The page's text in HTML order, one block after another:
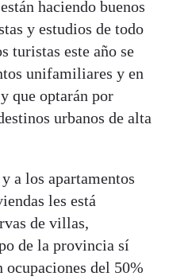
haciendo buenos
y estudios de todo
turistas este año se
unifamiliares y en
que optarán por
urbanos de alta
a los apartamentos
les está
de villas,
de la provincia sí
del 50%